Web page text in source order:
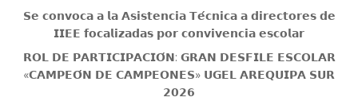
𝗦𝗲 𝗰𝗼𝗻𝘃𝗼𝗰𝗮 𝗮 𝗹𝗮 𝗔𝘀𝗶𝘀𝘁𝗲𝗻𝗰𝗶𝗮 𝗧𝗲́𝗰𝗻𝗶𝗰𝗮 𝗮 𝗱𝗶𝗿𝗲𝗰𝘁𝗼𝗿𝗲𝘀 𝗱𝗲
𝗜𝗜𝗘𝗘 𝗳𝗼𝗰𝗮𝗹𝗶𝘇𝗮𝗱𝗮𝘀 𝗽𝗼𝗿 𝗰𝗼𝗻𝘃𝗶𝘃𝗲𝗻𝗰𝗶𝗮 𝗲𝘀𝗰𝗼𝗹𝗮𝗿
𝗥𝗢𝗟 𝗗𝗘 𝗣𝗔𝗥𝗧𝗜𝗖𝗜𝗣𝗔𝗖𝗜𝗢́𝗡: 𝗚𝗥𝗔𝗡 𝗗𝗘𝗦𝗙𝗜𝗟𝗘 𝗘𝗦𝗖𝗢𝗟𝗔𝗥
«𝗖𝗔𝗠𝗣𝗘𝗢́𝗡 𝗗𝗘 𝗖𝗔𝗠𝗣𝗘𝗢𝗡𝗘𝗦» 𝗨𝗚𝗘𝗟 𝗔𝗥𝗘𝗤𝗨𝗜𝗣𝗔 𝗦𝗨𝗥
𝟮𝟬𝟮𝟲